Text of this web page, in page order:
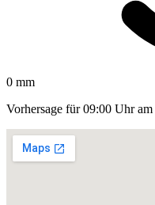
0 mm
Vorhersage für 09:00 Uhr am